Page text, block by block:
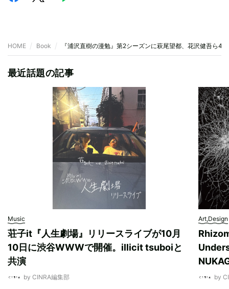
HOME Book 『浦沢直樹の漫勉』第2シーズンに萩尾望都、花沢健吾ら4
最近話題の記事
Music
荘子it『人生劇場』リリースライブが10月
10日に渋谷WWWで開催。illicit tsuboiと
共演
by CINRA編集部
Art,Design
by